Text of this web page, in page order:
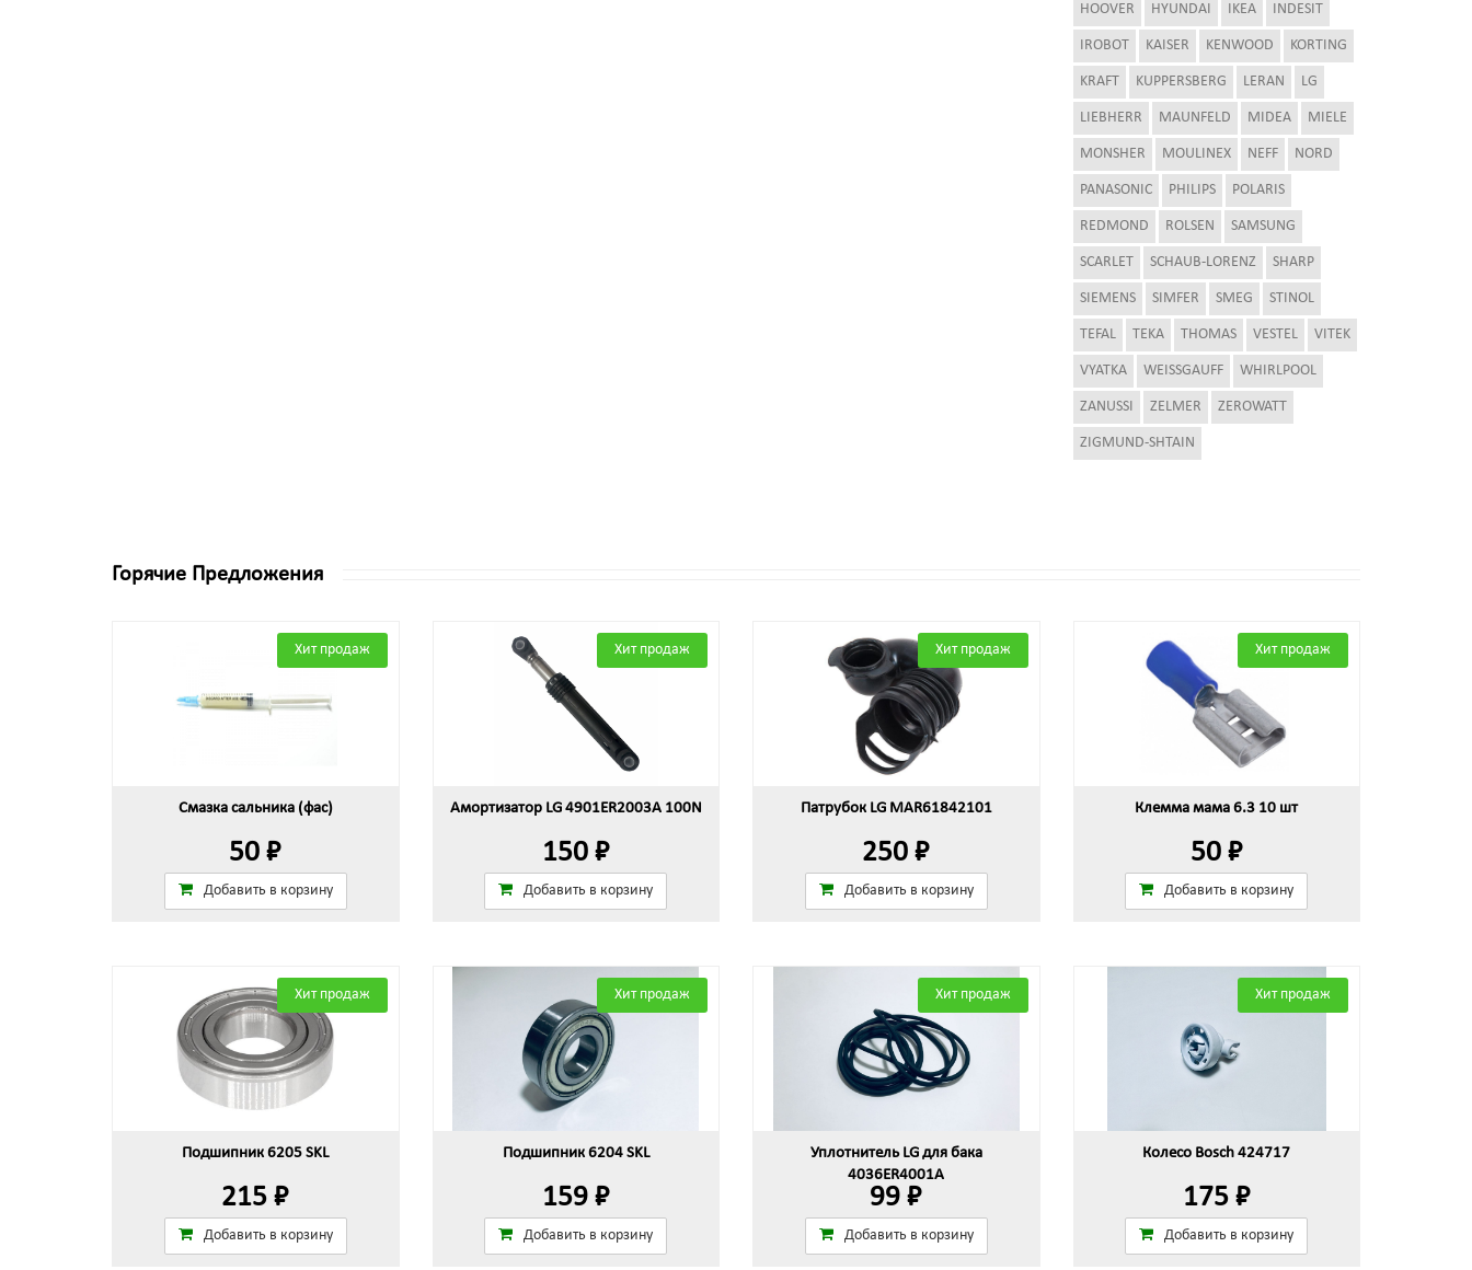
HOOVER HYUNDAI IKEA INDESIT
IROBOT KAISER KENWOOD KORTING
KRAFT KUPPERSBERG LERAN LG
LIEBHERR MAUNFELD MIDEA MIELE
MONSHER MOULINEX NEFF NORD
PANASONIC PHILIPS POLARIS
REDMOND ROLSEN SAMSUNG
SCARLET SCHAUB-LORENZ SHARP
SIEMENS SIMFER SMEG STINOL
TEFAL TEKA THOMAS VESTEL VITEK
VYATKA WEISSGAUFF WHIRLPOOL
ZANUSSI ZELMER ZEROWATT
ZIGMUND-SHTAIN
Горячие Предложения
Хит продаж
Смазка сальника (фас)
50 ₽
Добавить в корзину
Хит продаж
Амортизатор LG 4901ER2003A 100N
150 ₽
Добавить в корзину
Хит продаж
Патрубок LG MAR61842101
250 ₽
Добавить в корзину
Хит продаж
Клемма мама 6.3 10 шт
50 ₽
Добавить в корзину
Хит продаж
Подшипник 6205 SKL
215 ₽
Добавить в корзину
Хит продаж
Подшипник 6204 SKL
159 ₽
Добавить в корзину
Хит продаж
Уплотнитель LG для бака
4036ER4001A
99 ₽
Добавить в корзину
Хит продаж
Колесо Bosch 424717
175 ₽
Добавить в корзину